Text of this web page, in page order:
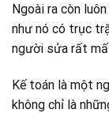
Ngoài ra còn
như nó có trục
người sửa rất
Kế toán là một
không chỉ là